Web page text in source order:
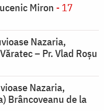
Miron - 17
Nazaria,
– Pr. Vlad Roșu
Nazaria,
Brâncoveanu de la